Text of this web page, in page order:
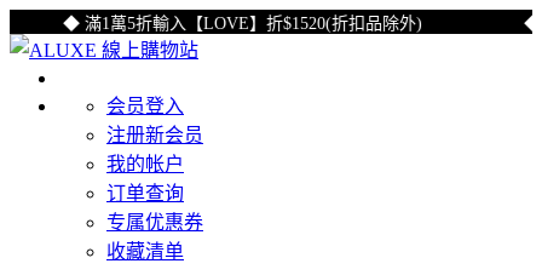
◆ 滿1萬5折輸入【LOVE】折$1520(折扣品除外) ◆
会员登入
注册新会员
我的帐户
订单查询
专属优惠券
收藏清单